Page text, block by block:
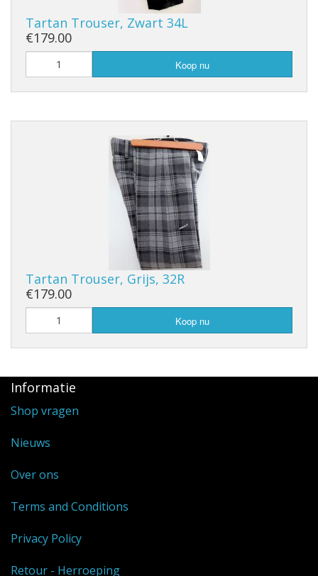
Tartan Trouser, Zwart 34L
€179.00
Koop nu
Tartan Trouser, Grijs, 32R
€179.00
Koop nu
Informatie
Shop vragen
Nieuws
Over ons
Terms and Conditions
Privacy Policy
Retour - Herroeping